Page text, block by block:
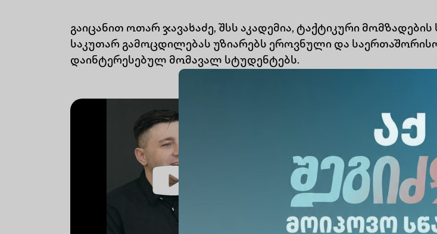
გაიცანით ოთარ ჯავახაძე, შსს აკადემია, ტაქტიკური
საკუთარ გამოცდილებას უზიარებს ეროვნული და
დაინტერესებულ მომავალ სტუდენტებს.